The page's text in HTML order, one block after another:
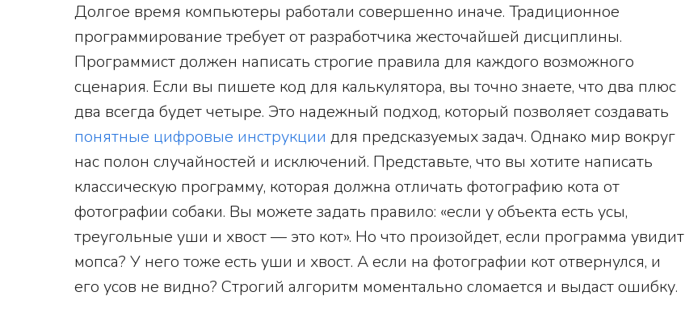
Долгое время компьютеры работали совершенно иначе. Традиционное
программирование требует от разработчика жесточайшей дисциплины.
Программист должен написать строгие правила для каждого возможного
сценария. Если вы пишете код для калькулятора, вы точно знаете, что два плюс
два всегда будет четыре. Это надежный подход, который позволяет создавать
понятные цифровые инструкции для предсказуемых задач. Однако мир вокруг
нас полон случайностей и исключений. Представьте, что вы хотите написать
классическую программу, которая должна отличать фотографию кота от
фотографии собаки. Вы можете задать правило: «если у объекта есть усы,
треугольные уши и хвост — это кот». Но что произойдет, если программа увидит
мопса? У него тоже есть уши и хвост. А если на фотографии кот отвернулся, и
его усов не видно? Строгий алгоритм моментально сломается и выдаст ошибку.